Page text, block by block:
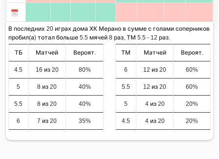
В последних 20 играх дома ХК Мерано в сумме с голами соперников
пробил(а) тотал больше 5.5 мячей 8 раз, ТМ 5.5 - 12 раз.
ТБ Матчей Вероят.
4.5 16 из 20 80%
5 8 из 20 40%
5.5 8 из 20 40%
6 7 из 20 35%
ТМ Матчей Вероят.
6 12 из 20 60%
5.5 12 из 20 60%
5 4 из 20 20%
4.5 4 из 20 20%